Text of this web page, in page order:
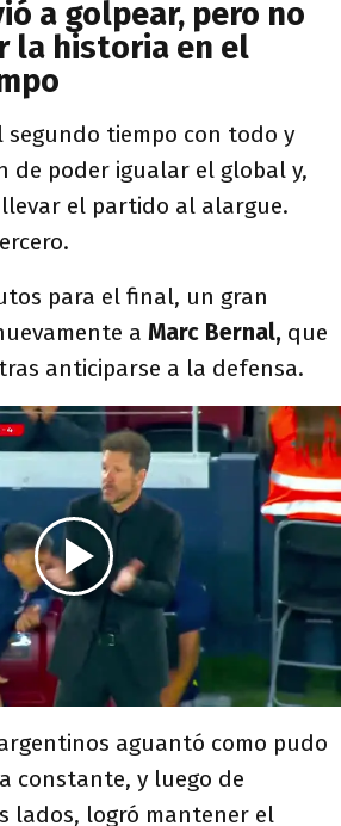
a golpear, pero no
la historia en el
segundo tiempo con todo y
de poder igualar el global y,
el partido al alargue.
para el final, un gran
a Marc Bernal, que
anticiparse a la defensa.
aguantó como pudo
constante, y luego de
lados, logró mantener el